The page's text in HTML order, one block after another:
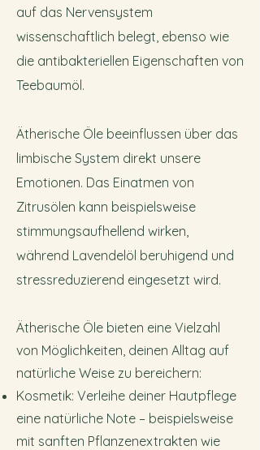
auf das Nervensystem
wissenschaftlich belegt, ebenso wie
die antibakteriellen Eigenschaften von
Teebaumöl.
Ätherische Öle beeinflussen über das
limbische System direkt unsere
Emotionen. Das Einatmen von
Zitrusölen kann beispielsweise
stimmungsaufhellend wirken,
während Lavendelöl beruhigend und
stressreduzierend eingesetzt wird.
Ätherische Öle bieten eine Vielzahl
von Möglichkeiten, deinen Alltag auf
natürliche Weise zu bereichern:
Kosmetik: Verleihe deiner Hautpflege
eine natürliche Note – beispielsweise
mit sanften Pflanzenextrakten wie